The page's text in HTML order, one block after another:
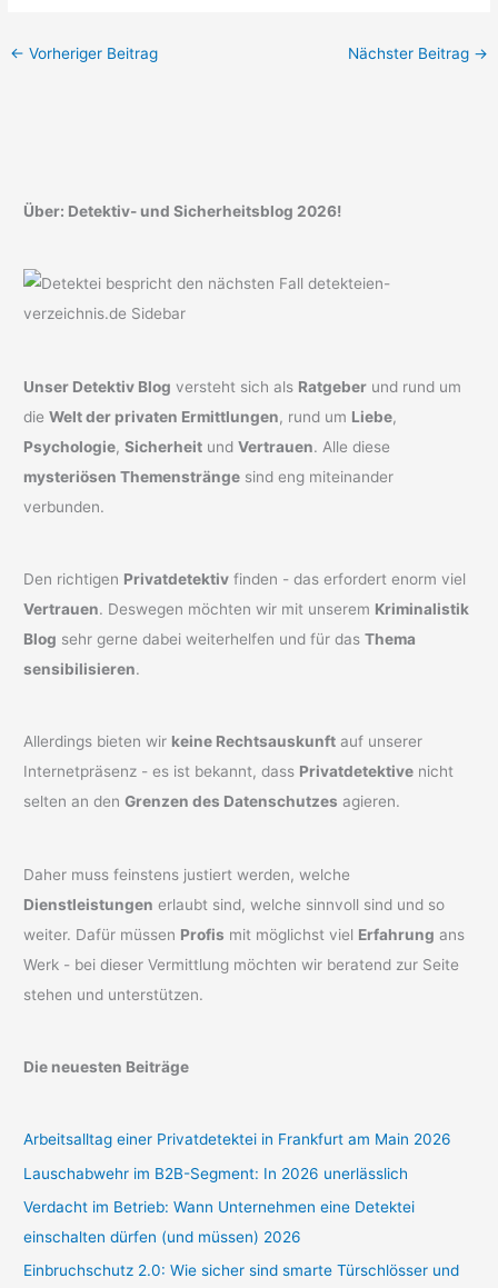
← Vorheriger Beitrag Nächster Beitrag →
Über: Detektiv- und Sicherheitsblog 2026!
Unser Detektiv Blog versteht sich als Ratgeber und rund um
dieWelt der privaten Ermittlungen, rund um Liebe,
Psychologie,Sicherheit undVertrauen. Alle diese
mysteriösen Themenstränge sind eng miteinander
verbunden.
Den richtigen Privatdetektiv finden - das erfordert enorm viel
Vertrauen. Deswegen möchten wir mit unserem Kriminalistik
Blog sehr gerne dabei weiterhelfen und für dasThema
sensibilisieren.
Allerdings bieten wir keine Rechtsauskunft auf unserer
Internetpräsenz - es ist bekannt, dass Privatdetektive nicht
selten an denGrenzen des Datenschutzes agieren.
Daher muss feinstens justiert werden, welche
Dienstleistungen erlaubt sind, welche sinnvoll sind und so
weiter. Dafür müssen Profis mit möglichst viel Erfahrung ans
Werk - bei dieser Vermittlung möchten wir beratend zur Seite
stehen und unterstützen.
Die neuesten Beiträge
Arbeitsalltag einer Privatdetektei in Frankfurt am Main 2026
Lauschabwehr im B2B-Segment: In 2026 unerlässlich
Verdacht im Betrieb: Wann Unternehmen eine Detektei
einschalten dürfen (und müssen) 2026
Einbruchschutz 2.0: Wie sicher sind smarte Türschlösser und